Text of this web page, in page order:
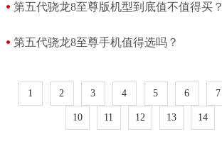
第五代骁龙8至尊版机型到底值不值得买？
第五代骁龙8至尊手机值得选吗？
1 2 3 4 5 6 7
10 11 12 13 14